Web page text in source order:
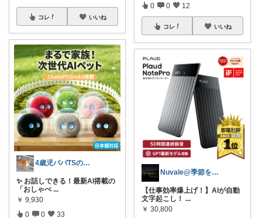
コレ いいね
4歳児パパTSの育児おたすけROOM🎁
✨ お話しできる！最新AI搭載の
「おしゃべ ...
￥ 9,930
0 0 33
0 0 12
コレ いいね
Nuvale@季節を楽しむ
【仕事効率爆上げ！】AIが自動
文字起こし！ ...
￥ 30,800